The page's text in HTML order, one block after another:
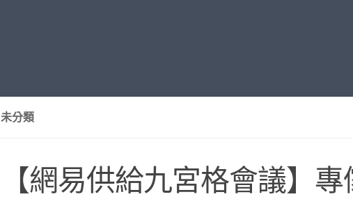
未分類
【網易供給九宮格會議】